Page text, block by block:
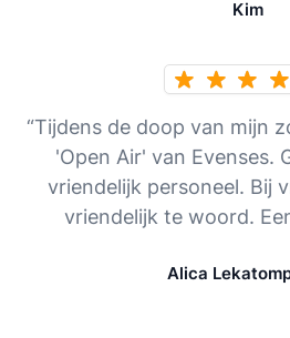
Kim
“Tijdens de doop van mijn
'Open Air' van Evenses.
vriendelijk personeel. Bij
vriendelijk te woord.
Alica